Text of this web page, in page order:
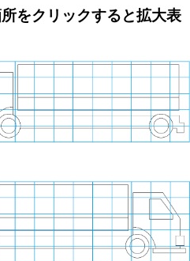
をクリックすると拡大表